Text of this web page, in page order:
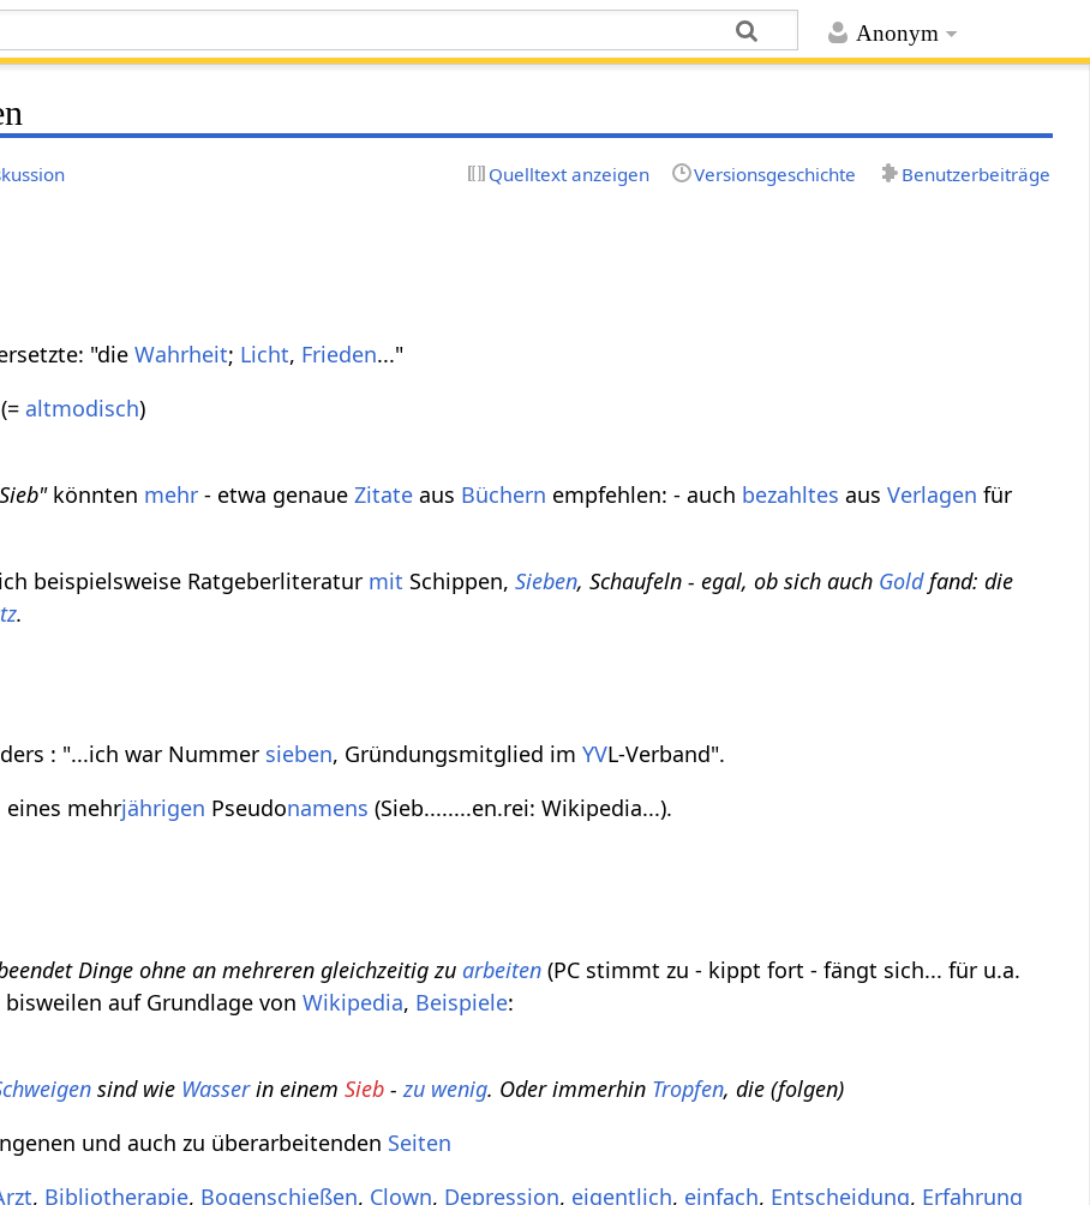
Anonym
Quelltext anzeigen Versionsgeschichte Benutzerbeiträge
"dieWahrheit; Licht, Frieden..."
(= altmodisch)
könnten mehr - etwa genaueZitate aus Büchern empfehlen: - auch bezahltes ausVerlagen für
beispielsweise Ratgeberliteratur mit Schippen,Sieben, Schaufeln - egal, ob sich auch Goldfand: die
.
: "...ich war Nummer sieben, Gründungsmitglied imYVL-Verband".
eines mehrjährigen Pseudonamens (Sieb........en.rei: Wikipedia...).
Dinge ohne an mehreren gleichzeitig zuarbeiten (PC stimmt zu - kippt fort - fängt sich... für u.a.
bisweilen auf Grundlage vonWikipedia, Beispiele:
sind wie Wasserin einemSieb -zu wenig. Oder immerhin Tropfen, die (folgen)
und auch zu überarbeitenden Seiten
, Bibliotherapie, Bogenschießen, Clown, Depression, eigentlich, einfach, Entscheidung, Erfahrung